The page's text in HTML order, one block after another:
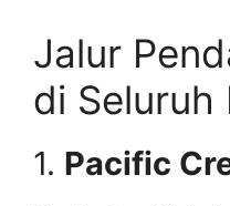
Jalur
di Seluruh
1. Pacific